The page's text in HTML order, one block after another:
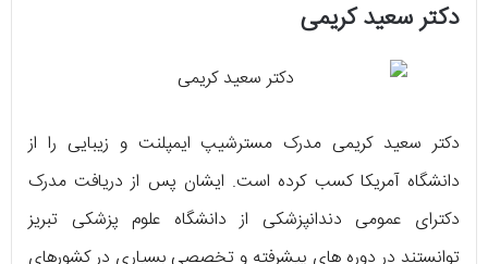
دکتر سعید کریمی
دکتر سعید کریمی مدرک مسترشیپ ایمپلنت و زیبایی را از
دانشگاه آمریکا کسب کرده است. ایشان پس از دریافت مدرک
دکترای عمومی دندانپزشکی از دانشگاه علوم پزشکی تبریز